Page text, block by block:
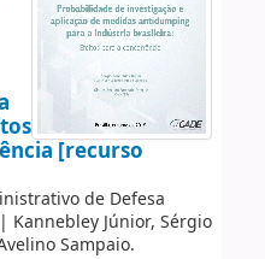
[recurso
de Defesa
Kannebley Júnior, Sérgio
Sampaio.